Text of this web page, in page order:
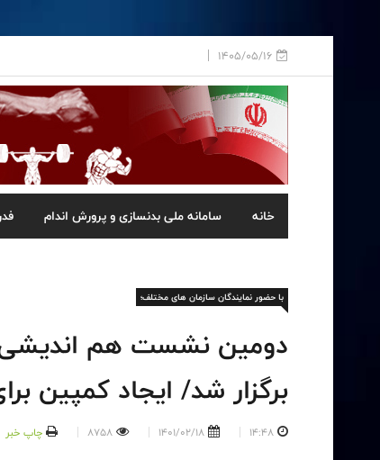
1405/05/16
خانه سامانه ملی بدنسازی و پرورش اندام
با حضور نمایندگان سازمان های مختلف؛
دومین نشست هم اندیشی
برگزار شد/ ایجاد کمپین
14:48
1401/02/18
8758 چاپ خبر